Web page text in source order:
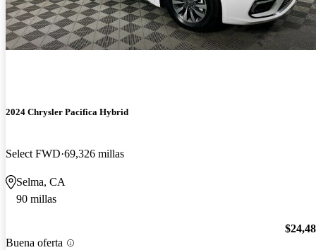
2024 Chrysler Pacifica Hybrid
Select FWD 69,326 millas
Selma, CA
90 millas
Buena oferta